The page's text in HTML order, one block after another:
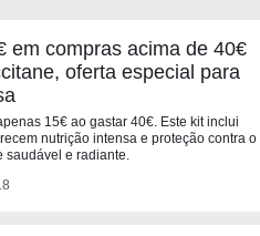
em compras acima de 40€
oferta especial para
15€ ao gastar 40€. Este kit inclui
nutrição intensa e proteção contra o
saudável e radiante.